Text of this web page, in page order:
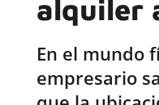
alquiler
En el mundo
empresario